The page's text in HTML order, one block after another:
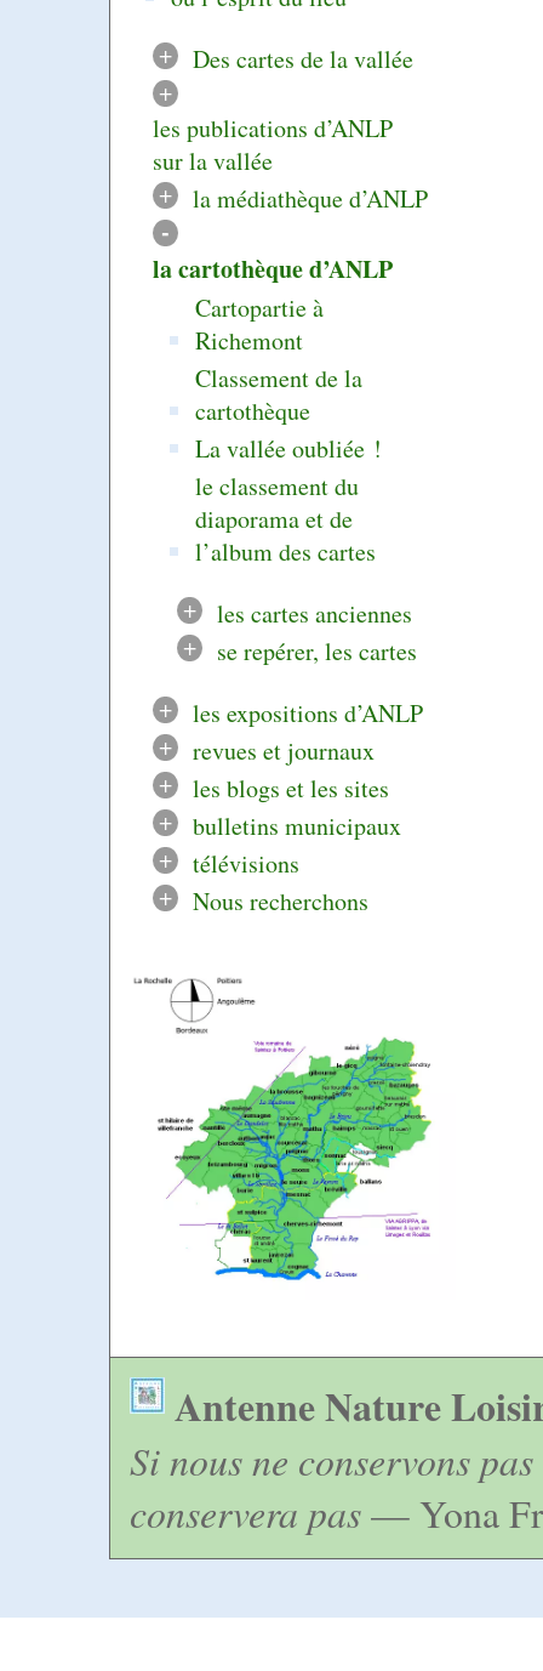
+
Des cartes de la vallée
+
les publications d’ANLP
sur la vallée
+
la médiathèque d’ANLP
-
la cartothèque d’ANLP
Cartopartie à
Richemont
Classement de la
cartothèque
La vallée oubliée !
le classement du
diaporama et de
l’album des cartes
+
les cartes anciennes
+
se repérer, les cartes
+
les expositions d’ANLP
+
revues et journaux
+
les blogs et les sites
+
bulletins municipaux
+
télévisions
+
Nous recherchons
Antenne Nature
Si nous ne conservons
conservera pas— Yona